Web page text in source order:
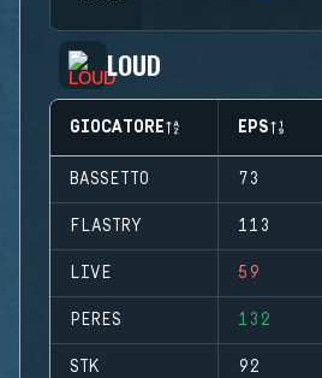
LOUD
GIOCATORE EPS
BASSETTO 73
FLASTRY 113
LIVE 59
PERES 132
STK 92